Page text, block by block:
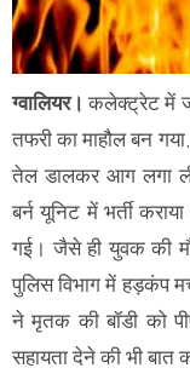
ग्वालियर।कलेक्ट्रेट में
तफरी का माहौल बन
तेल डालकर आग लगा
बर्न यूनिट में भर्ती
गई। जैसे ही युवक की
पुलिस विभाग में हड़कंप
ने मृतक की बॉडी को
सहायता देने की भी बात